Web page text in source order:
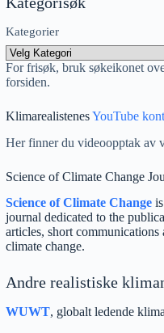
Kategorier
For frisøk, bruk søkeikonet
forsiden.
KlimarealistenesYouTube
Her finner du videoopptak av
Science of Climate Change
Science of Climate Change
journal dedicated to the
articles, short
climate change.
Andre realistiske
WUWT, globalt ledende